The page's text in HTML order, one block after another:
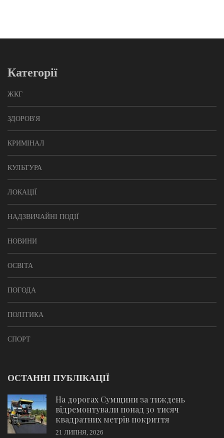
Категорії
ЖКГ
ЗДОРОВ'Я
КРИМІНАЛ
КУЛЬТУРА
ЛОКАЦІЇ
НАДЗВИЧАЙНІ ПОДІЇ
НОВИНИ
ОСВІТА
ПОГОДА
ПОЛІТИКА
СПОРТ
ОСТАННІ ПУБЛІКАЦІЇ
На дорогах Сумщини за тиждень
відремонтували понад 30 тисяч
квадратних метрів покриття
21 ЛИПНЯ, 2026